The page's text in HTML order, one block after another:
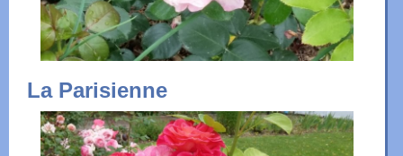
La Parisienne